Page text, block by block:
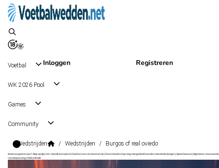
Inloggen Registreren
Voetbal
WK 2026 Pool
Games
Community
Wedstrijden / Wedstrijden / Burgos cf real oviedo
Wat kost gokken jou? Stop op tijd | 18+ | loketkansspel.nl | Gokken kan verslavend zijn | Deze boodschap mag niet gedeeld worden met minderjarigen | Speel bewust | Algemene
van toepassing | #Advertentie
LaLiga2